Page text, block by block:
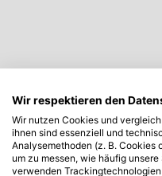
Wir respektieren den
Wir nutzen Cookies und
ihnen sind essenziell und
Analysemethoden (z. B. Cookies
um zu messen, wie häufig
verwenden